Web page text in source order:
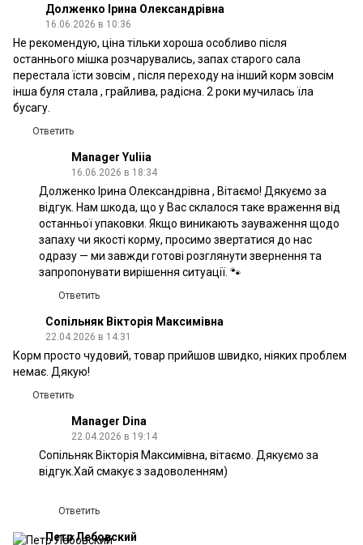
Долженко Ірина Олександрівна
16.06.2026 в 10:36
Не рекомендую, ціна тільки хороша особливо після
останнього мішка розчарувались, запах старого сала
перестала їсти зовсім , після переходу на інший корм зовсім
інша буля стала , грайлива, радісна. 2 роки мучилась їла
бусагу.
Ответить
Manager Yuliia
16.06.2026 в 18:34
Долженко Ірина Олександрівна , Вітаємо! Дякуємо за
відгук. Нам шкода, що у Вас склалося таке враження від
останньої упаковки. Якщо виникають зауваження щодо
запаху чи якості корму, просимо звертатися до нас
одразу — ми завжди готові розглянути звернення та
запропонувати вирішення ситуації. 🐾
Ответить
Сопільняк Вікторія Максимівна
22.04.2026 в 14:31
Корм просто чудовий, товар прийшов швидко, ніяких проблем
немає. Дякую!
Ответить
Manager Dina
22.04.2026 в 19:14
Сопільняк Вікторія Максимівна, вітаємо. Дякуємо за
відгук.Хай смакує з задоволенням)
Ответить
Петр Лебовский